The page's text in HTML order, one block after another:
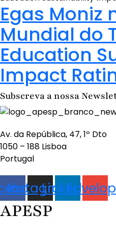
Egas Moniz
Mundial do
Education
Impact
Subscreva a nossa
Av. da República, 47, 1º Dto
1050 – 188 Lisboa
Portugal
Instagram
Linkedin
APESP